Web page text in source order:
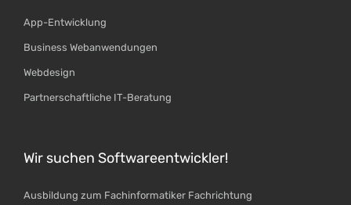
App-Entwicklung
Business Webanwendungen
Webdesign
Partnerschaftliche IT-Beratung
Wir suchen Softwareentwickler!
Ausbildung zum Fachinformatiker Fachrichtung